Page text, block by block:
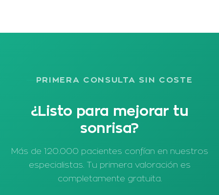
PRIMERA CONSULTA SIN COSTE
¿Listo para mejorar tu
sonrisa?
Más de 120.000 pacientes confían en nuestros
especialistas. Tu primera valoración es
completamente gratuita.